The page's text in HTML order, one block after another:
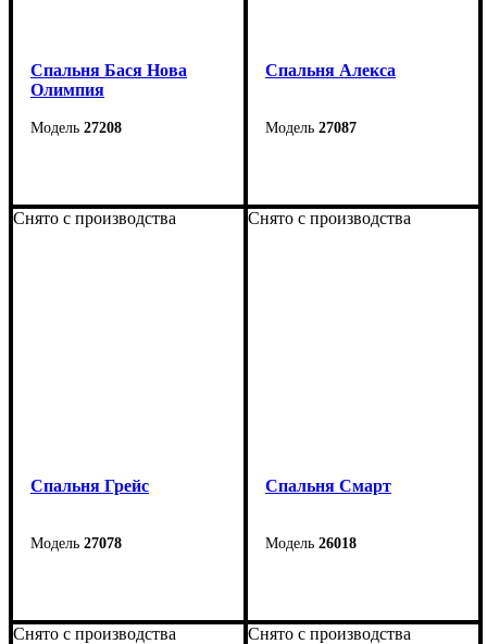
Спальня Бася Нова
Олимпия
27208
Спальня Алекса
27087
Снято с производства
Спальня Грейс
27078
Снято с производства
Cпальня Смарт
26018
Снято с производства Снято с производства